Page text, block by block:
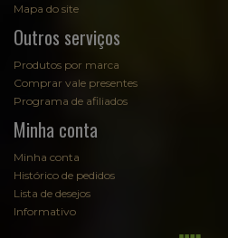
Mapa do site
Outros serviços
Produtos por marca
Comprar vale presentes
Programa de afiliados
Minha conta
Minha conta
Histórico de pedidos
Lista de desejos
Informativo